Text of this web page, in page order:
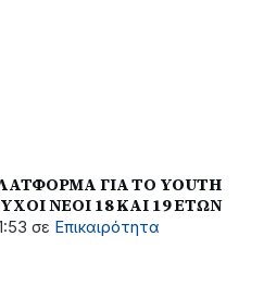
ΓΙΑ ΤΟ YOUTH
ΝΕΟΙ 18 ΚΑΙ 19 ΕΤΩΝ
σε Επικαιρότητα